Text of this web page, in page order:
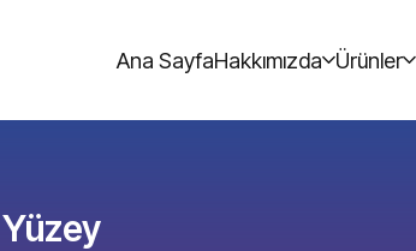
Ana SayfaHakkımızda Ürünler